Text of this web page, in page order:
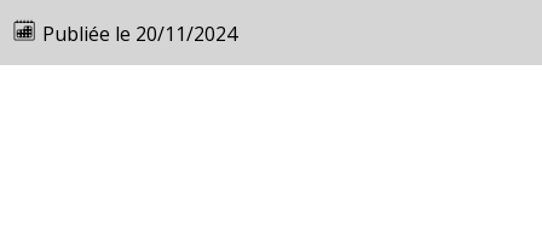
Publiée le 20/11/2024